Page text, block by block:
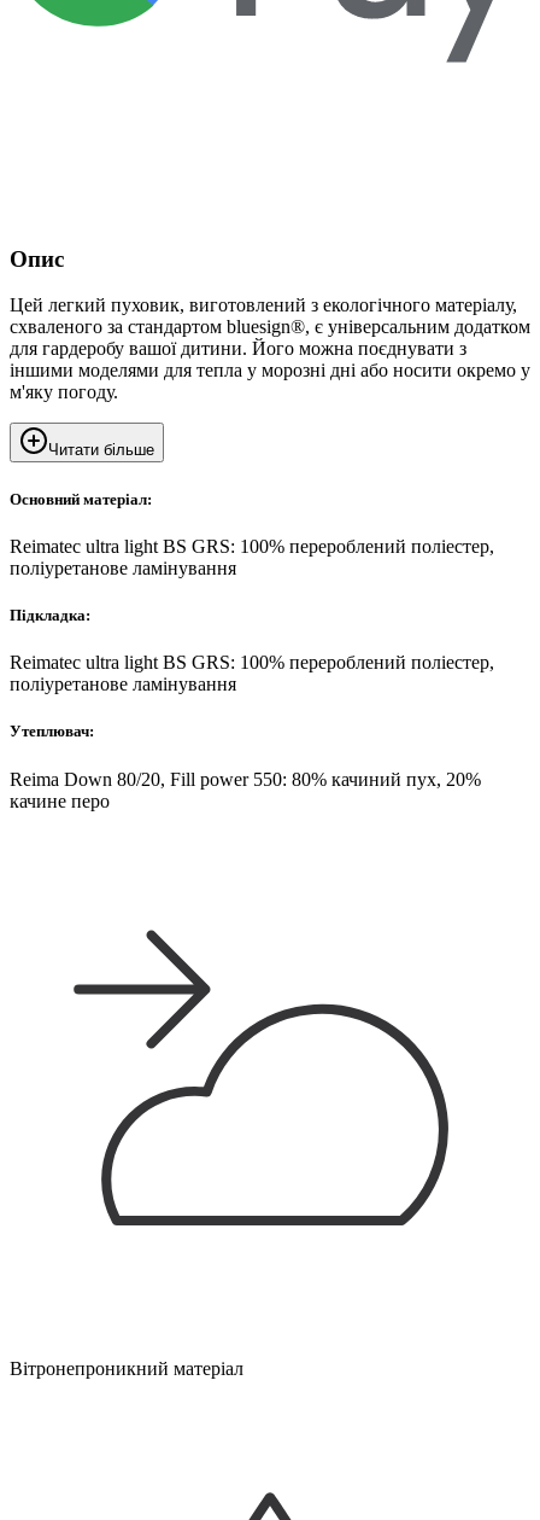
Опис
Цей легкий пуховик, виготовлений з екологічного матеріалу,
схваленого за стандартом bluesign®, є універсальним додатком
для гардеробу вашої дитини. Його можна поєднувати з
іншими моделями для тепла у морозні дні або носити окремо у
м'яку погоду.
Читати більше
Основний матеріал:
Reimatec ultra light BS GRS: 100% перероблений поліестер,
поліуретанове ламінування
Підкладка:
Reimatec ultra light BS GRS: 100% перероблений поліестер,
поліуретанове ламінування
Утеплювач:
Reima Down 80/20, Fill power 550: 80% качиний пух, 20%
качине перо
Вітронепроникний матеріал